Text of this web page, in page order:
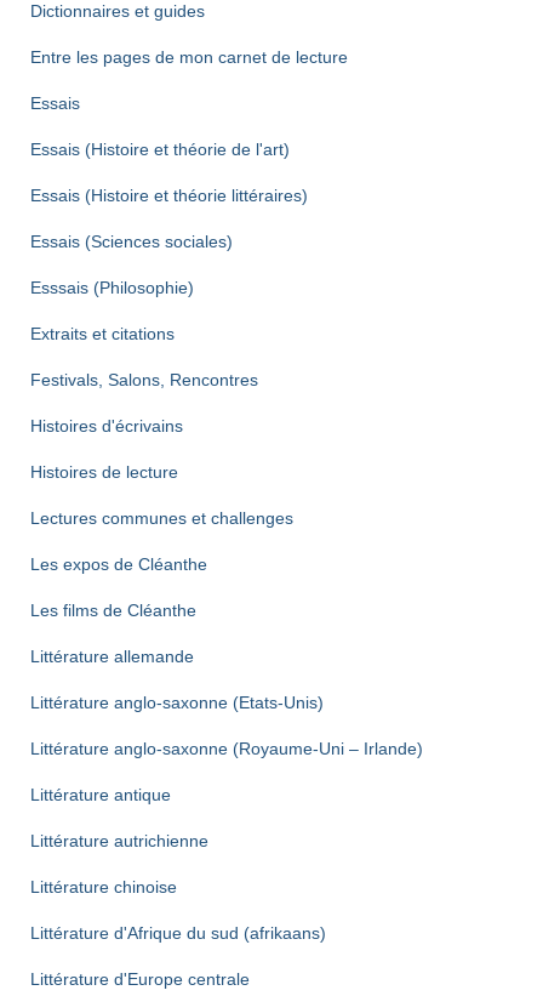
Dictionnaires et guides
Entre les pages de mon carnet de lecture
Essais
Essais (Histoire et théorie de l'art)
Essais (Histoire et théorie littéraires)
Essais (Sciences sociales)
Esssais (Philosophie)
Extraits et citations
Festivals, Salons, Rencontres
Histoires d'écrivains
Histoires de lecture
Lectures communes et challenges
Les expos de Cléanthe
Les films de Cléanthe
Littérature allemande
Littérature anglo-saxonne (Etats-Unis)
Littérature anglo-saxonne (Royaume-Uni – Irlande)
Littérature antique
Littérature autrichienne
Littérature chinoise
Littérature d'Afrique du sud (afrikaans)
Littérature d'Europe centrale